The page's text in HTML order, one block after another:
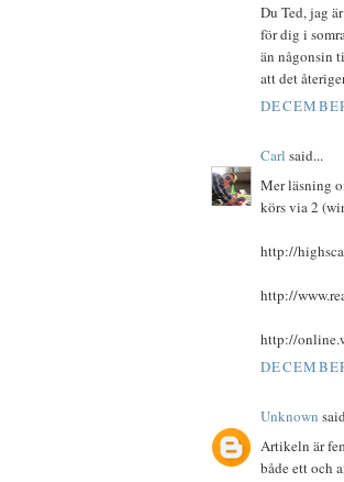
Du Ted, jag
för dig i
än någonsin
att det
Carl said...
Mer läsning
körs via 2
http://
http://
http://
Unknown
Artikeln är
både ett och